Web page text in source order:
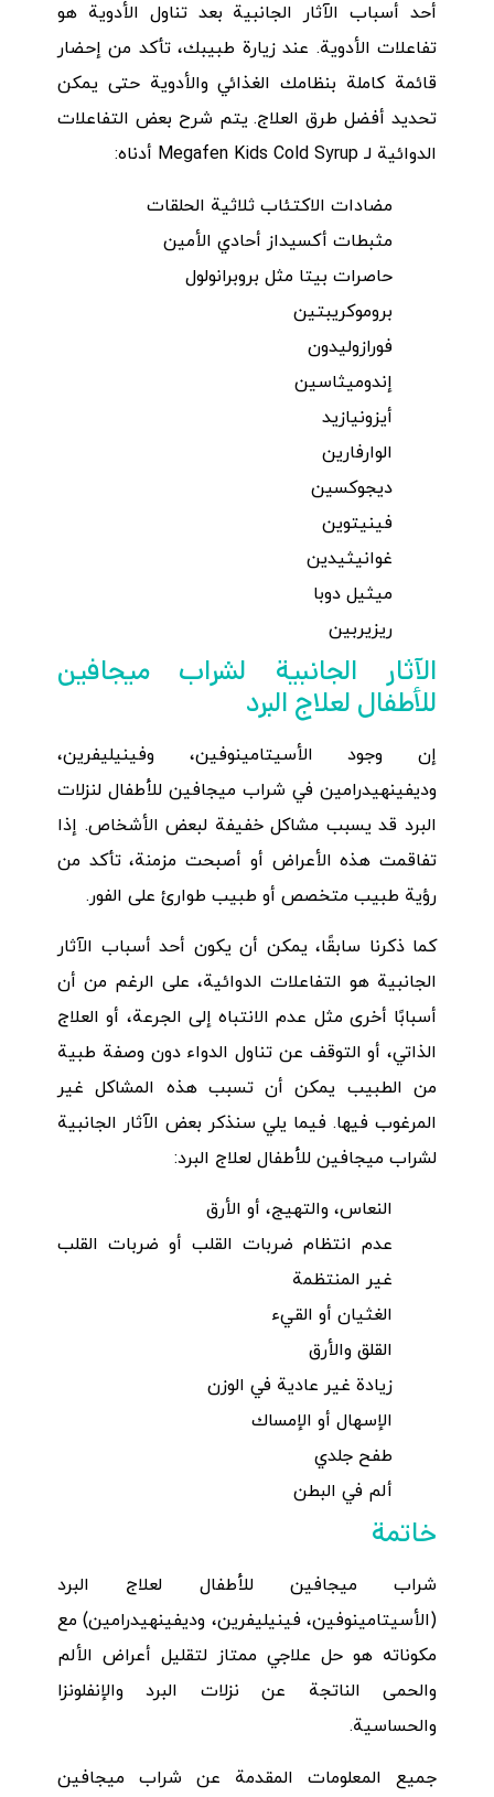
أحد أسباب الآثار الجانبية بعد تناول الأدوية هو
تفاعلات الأدوية. عند زيارة طبيبك، تأكد من إحضار
قائمة كاملة بنظامك الغذائي والأدوية حتى يمكن
تحديد أفضل طرق العلاج. يتم شرح بعض التفاعلات
الدوائية لـ Megafen Kids Cold Syrup أدناه:
مضادات الاكتئاب ثلاثية الحلقات
مثبطات أكسيداز أحادي الأمين
حاصرات بيتا مثل بروبرانولول
بروموكريبتين
فورازوليدون
إندوميثاسين
أيزونيازيد
الوارفارين
ديجوكسين
فينيتوين
غوانيثيدين
ميثيل دوبا
ريزيربين
الآثار الجانبية لشراب ميجافين
للأطفال لعلاج البرد
إن وجود الأسيتامينوفين، وفينيليفرين،
وديفينهيدرامين في شراب ميجافين للأطفال لنزلات
البرد قد يسبب مشاكل خفيفة لبعض الأشخاص. إذا
تفاقمت هذه الأعراض أو أصبحت مزمنة، تأكد من
رؤية طبيب متخصص أو طبيب طوارئ على الفور.
كما ذكرنا سابقًا، يمكن أن يكون أحد أسباب الآثار
الجانبية هو التفاعلات الدوائية، على الرغم من أن
أسبابًا أخرى مثل عدم الانتباه إلى الجرعة، أو العلاج
الذاتي، أو التوقف عن تناول الدواء دون وصفة طبية
من الطبيب يمكن أن تسبب هذه المشاكل غير
المرغوب فيها. فيما يلي سنذكر بعض الآثار الجانبية
لشراب ميجافين للأطفال لعلاج البرد:
النعاس، والتهيج، أو الأرق
عدم انتظام ضربات القلب أو ضربات القلب
غير المنتظمة
الغثيان أو القيء
القلق والأرق
زيادة غير عادية في الوزن
الإسهال أو الإمساك
طفح جلدي
ألم في البطن
خاتمة
شراب ميجافين للأطفال لعلاج البرد
(الأسيتامينوفين، فينيليفرين، وديفينهيدرامين) مع
مكوناته هو حل علاجي ممتاز لتقليل أعراض الألم
والحمى الناتجة عن نزلات البرد والإنفلونزا
والحساسية.
جميع المعلومات المقدمة عن شراب ميجافين